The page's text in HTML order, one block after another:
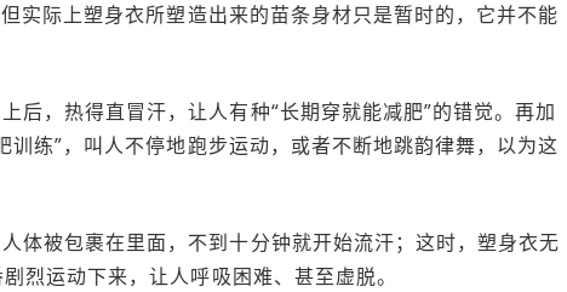
实际上塑身衣所塑造出来的苗条身材只是暂时的，它并不能
后，热得直冒汗，让人有种“长期穿就能减肥”的错觉。再加
练”，叫人不停地跑步运动，或者不断地跳韵律舞，以为这
体被包裹在里面，不到十分钟就开始流汗；这时，塑身衣无
烈运动下来，让人呼吸困难、甚至虚脱。